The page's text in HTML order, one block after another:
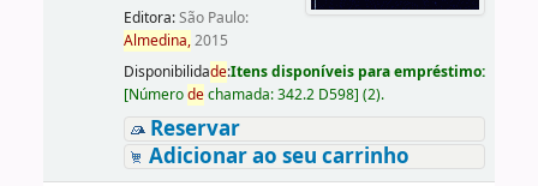
Editora:São Paulo:
Almedina,2015
Disponibilidade:Itens disponíveis para empréstimo:
[Númerodechamada:342.2 D598] (2).
Reservar
Adicionar ao seu carrinho